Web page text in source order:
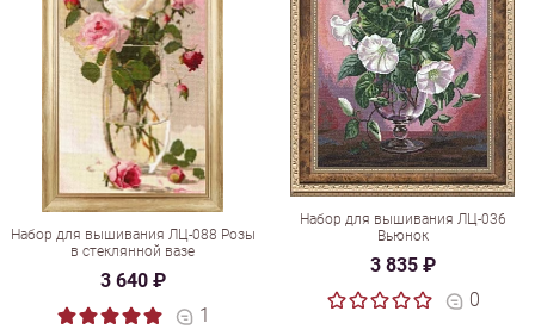
Набор для вышивания ЛЦ-088 Розы
в стеклянной вазе
3 640 ₽
1
Набор для вышивания ЛЦ-036
Вьюнок
3 835 ₽
0